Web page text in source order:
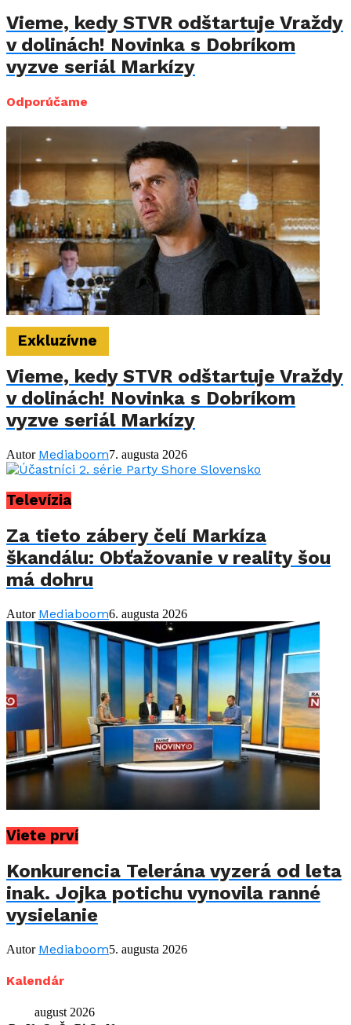
Vieme, kedy STVR odštartuje Vraždy
v dolinách! Novinka s Dobríkom
vyzve seriál Markízy
Odporúčame
Exkluzívne
Vieme, kedy STVR odštartuje Vraždy
v dolinách! Novinka s Dobríkom
vyzve seriál Markízy
Autor Mediaboom7. augusta 2026
Televízia
Za tieto zábery čelí Markíza
škandálu: Obťažovanie v reality šou
má dohru
Autor Mediaboom6. augusta 2026
Viete prví
Konkurencia Telerána vyzerá od leta
inak. Jojka potichu vynovila ranné
vysielanie
Autor Mediaboom5. augusta 2026
Kalendár
august 2026